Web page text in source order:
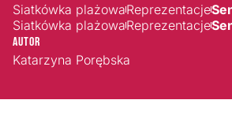
Siatkówka plażowaReprezentacje
Siatkówka plażowaReprezentacje
Autor
Katarzyna Porębska